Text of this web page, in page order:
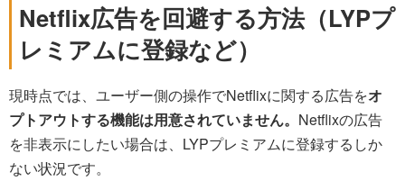
Netflix広告を回避する方法（LYPプ
レミアムに登録など）
現時点では、ユーザー側の操作でNetflixに関する広告をオ
プトアウトする機能は用意されていません。 Netflixの広告
を非表示にしたい場合は、LYPプレミアムに登録するしか
ない状況です。